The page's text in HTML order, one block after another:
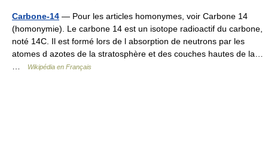
Carbone-14 — Pour les articles homonymes, voir Carbone 14
(homonymie). Le carbone 14 est un isotope radioactif du carbone,
noté 14C. Il est formé lors de l absorption de neutrons par les
atomes d azotes de la stratosphère et des couches hautes de la…
Wikipédia en Français